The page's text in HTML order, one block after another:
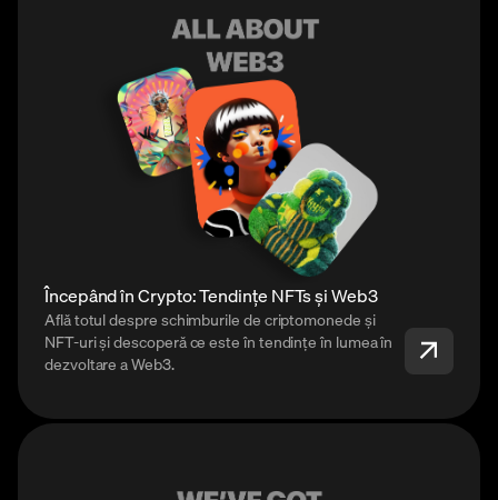
Începând în Crypto: Tendințe NFTs și Web3
Află totul despre schimburile de criptomonede și
NFT-uri și descoperă ce este în tendințe în lumea în
dezvoltare a Web3.